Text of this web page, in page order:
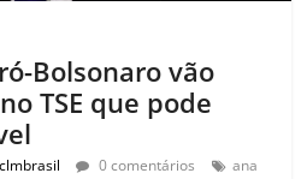
Bolsonaro vão
TSE que pode
clmbrasil 0 comentários
ana